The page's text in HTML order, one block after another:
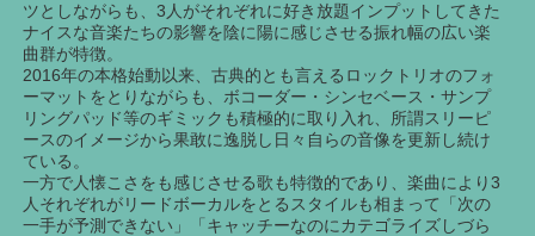
ツとしながらも、3人がそれぞれに好き放題インプットしてきた
ナイスな音楽たちの影響を陰に陽に感じさせる振れ幅の広い楽
曲群が特徴。
2016年の本格始動以来、古典的とも言えるロックトリオのフォ
ーマットをとりながらも、ボコーダー・シンセベース・サンプ
リングパッド等のギミックも積極的に取り入れ、所謂スリーピ
ースのイメージから果敢に逸脱し日々自らの音像を更新し続け
ている。
一方で人懐こさをも感じさせる歌も特徴的であり、楽曲により3
人それぞれがリードボーカルをとるスタイルも相まって「次の
一手が予測できない」「キャッチーなのにカテゴライズしづら